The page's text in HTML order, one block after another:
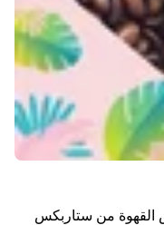
القهوة من ستاربكس